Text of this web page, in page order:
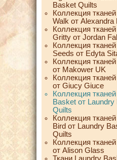
Basket Quilts
Коллекция
Walk от Alexandra
Коллекция
Gritty от Jordan
Коллекция
Seeds от Edyta
Коллекция
от Makower UK
Коллекция
от Giucy Giuce
Коллекция
Basket от Laundry
Quilts
Коллекция
Bird от Laundry
Quilts
Коллекция
от Alison Glass
Ткани Laundry